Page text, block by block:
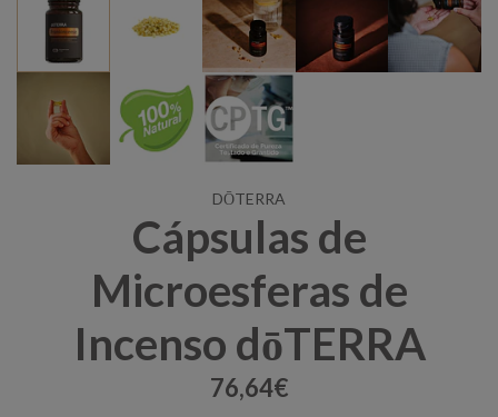
DŌTERRA
Cápsulas de
Microesferas de
Incenso dōTERRA
76,64€